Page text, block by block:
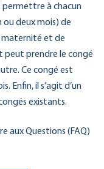
permettre à chacun
ou deux mois) de
maternité et de
prendre le congé
Ce congé est
Enfin, il s’agit d’un
existants.
aux Questions (FAQ)